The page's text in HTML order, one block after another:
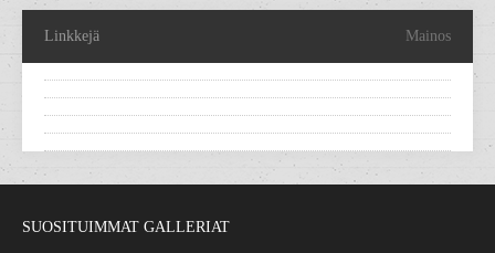
Linkkejä Mainos
SUOSITUIMMAT GALLERIAT